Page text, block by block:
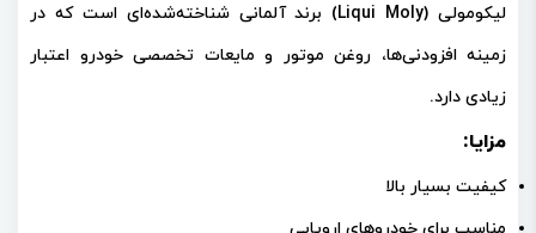
لیکومولی (Liqui Moly)
برند آلمانی شناخته‌شده‌ای است که در
زمینه افزودنی‌ها، روغن موتور و مایعات تخصصی خودرو اعتبار
زیادی دارد.
مزایا:
کیفیت بسیار بالا
مناسب برای خودروهای اروپایی